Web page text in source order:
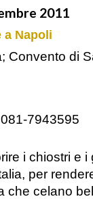
2011
a Napoli
Convento di
081-7943595
i chiostri e
per
che celano